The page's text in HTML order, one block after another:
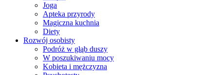
Joga
Apteka przyrody
Magiczna kuchnia
Diety
Rozwój osobisty
Podróż w głąb duszy
W poszukiwaniu mocy
Kobieta i mężczyzna